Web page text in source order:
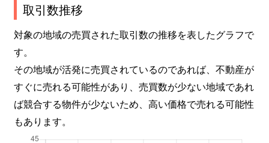
取引数推移
対象の地域の売買された取引数の推移を表したグラフで
す。
その地域が活発に売買されているのであれば、不動産が
すぐに売れる可能性があり、売買数が少ない地域であれ
ば競合する物件が少ないため、高い価格で売れる可能性
もあります。